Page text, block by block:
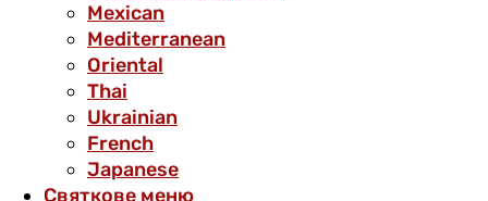
Mexican
Mediterranean
Oriental
Thai
Ukrainian
French
Japanese
Святкове меню